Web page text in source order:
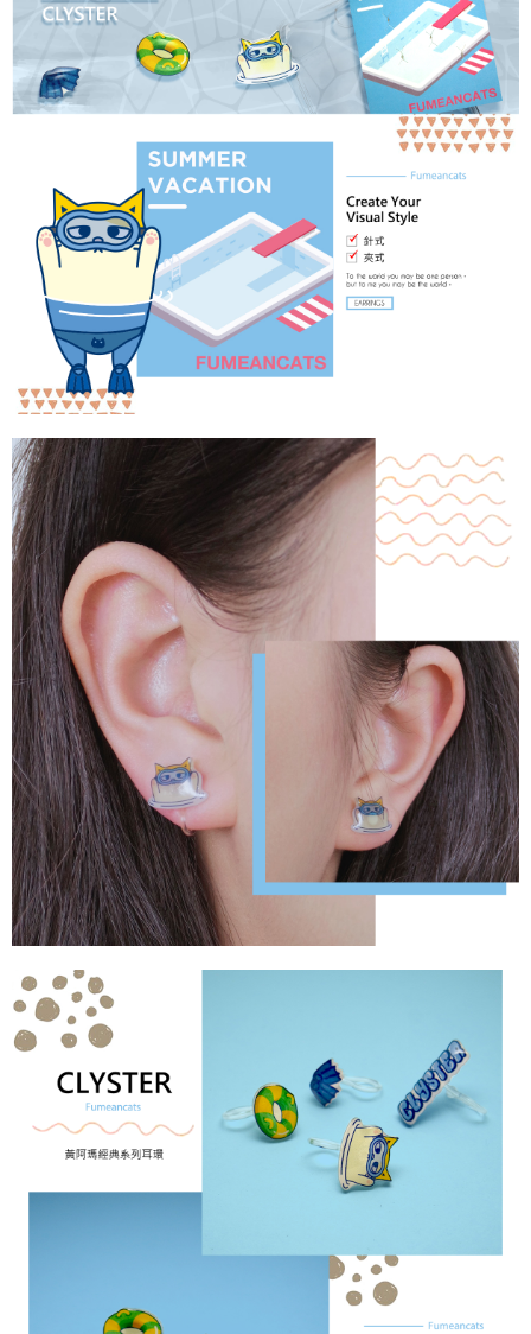
請求用戶進行身份認證。
５．嚴禁一人註冊多個帳號或使用他人資訊註冊。若發現惡意使用之情形，
恩沛科技股份有限公司將有權停止該用戶之使用額度並採取法律行動。
查看運費